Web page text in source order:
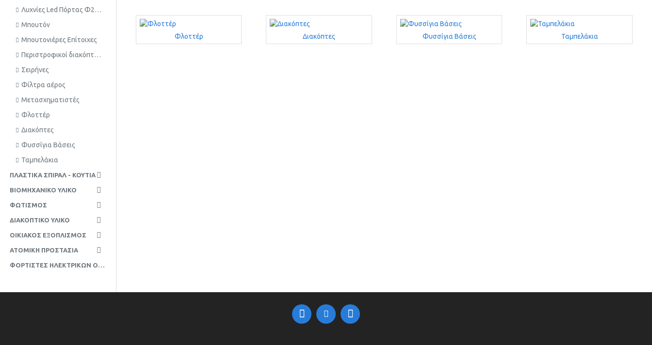
Λυχνίες Led Πόρτας Φ22 - Φ16
Μπουτόν
Μπουτονιέρες Επίτοιχες
Περιστροφικοί διακόπτες φορτίου
Σειρήνες
Φίλτρα αέρος
Μετασχηματιστές
Φλοττέρ
Διακόπτες
Φυσσίγια Βάσεις
Ταμπελάκια
ΠΛΑΣΤΙΚΆ ΣΠΙΡΆΛ - ΚΟΥΤΙΆ
ΒΙΟΜΗΧΑΝΙΚΟ ΥΛΙΚΟ
ΦΩΤΙΣΜΟΣ
ΔΙΑΚΟΠΤΙΚΌ ΥΛΙΚΌ
ΟΙΚΙΑΚΌΣ ΕΞΟΠΛΙΣΜΌΣ
ΑΤΟΜΙΚΉ ΠΡΟΣΤΑΣΊΑ
ΦΟΡΤΙΣΤΈΣ ΗΛΕΚΤΡΙΚΏΝ ΟΧΗΜΆΤΩΝ
Φλοττέρ Διακόπτες Φυσσίγια Βάσεις Ταμπελάκια